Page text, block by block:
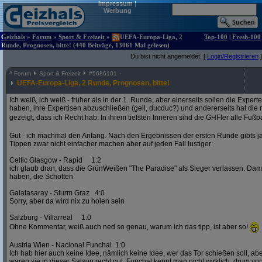
Impressum|
Werbung
Geizhals » Forum » Sport & Freizeit »
UEFA-Europa-Liga, 2
Runde, Prognosen, bitte! (440 Beiträge, 13061 Mal gelesen)
Top-100 | Fresh-100
Du bist nicht angemeldet. [ Login/Registrieren ]
^ Forum Sport & Freizeit #5686101
UEFA-Europa-Liga, 2 Runde, Prognosen, bitte!
Ich weiß, ich weiß - früher als in der 1. Runde, aber einerseits sollen die
haben, ihre Expertisen abzuschließen (gell, ducduc?) und andererseits hat die
gezeigt, dass ich Recht hab: In ihrem tiefsten Inneren sind die GHFler alle
Gut - ich machmal den Anfang. Nach den Ergebnissen der ersten Runde gibts
Tippen zwar nicht einfacher machen aber auf jeden Fall lustiger:
Celtic Glasgow - Rapid 1:2
ich glaub dran, dass die GrünWeißen "The Paradise" als Sieger verlassen.
haben, die Schotten
Galatasaray - Sturm Graz 4:0
Sorry, aber da wird nix zu holen sein
Salzburg - Villarreal 1:0
Ohne Kommentar, weiß auch ned so genau, warum ich das tipp, ist aber so!
Austria Wien - Nacional Funchal 1:0
Ich hab hier auch keine Idee, nämlich keine Idee, wer das Tor schießen soll,